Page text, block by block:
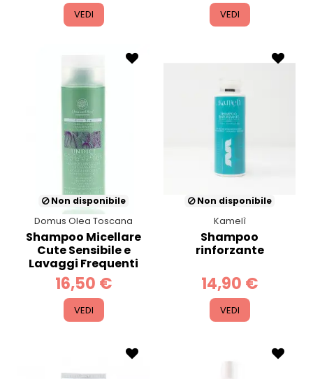
VEDI VEDI
Non disponibile
Domus Olea Toscana
Shampoo Micellare
Cute Sensibile e
Lavaggi Frequenti
16,50 €
VEDI
Non disponibile
Kamelì
Shampoo
rinforzante
14,90 €
VEDI